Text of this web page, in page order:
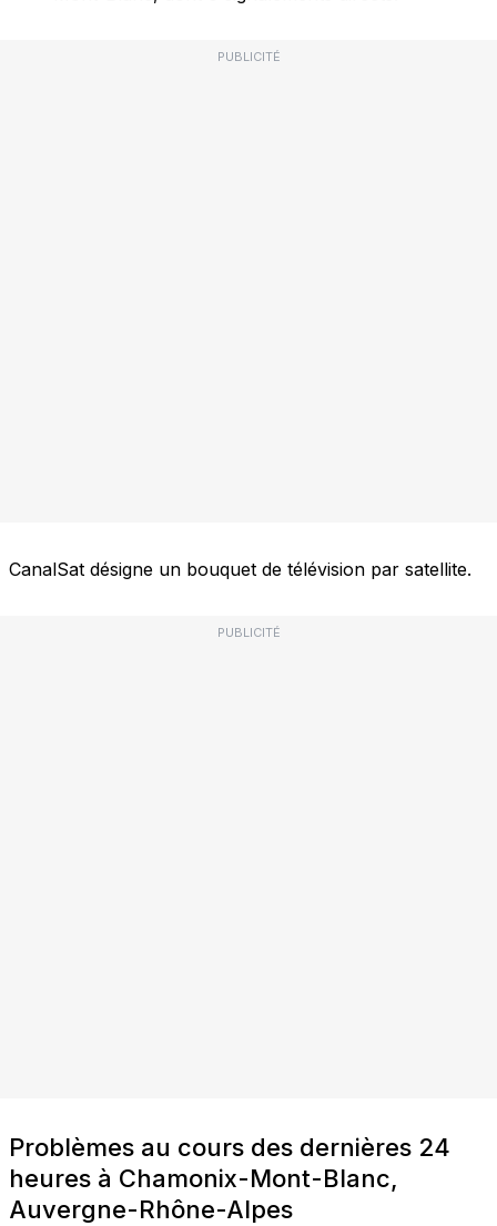
PUBLICITÉ
CanalSat désigne un bouquet de télévision par satellite.
PUBLICITÉ
Problèmes au cours des dernières 24
heures à Chamonix-Mont-Blanc,
Auvergne-Rhône-Alpes